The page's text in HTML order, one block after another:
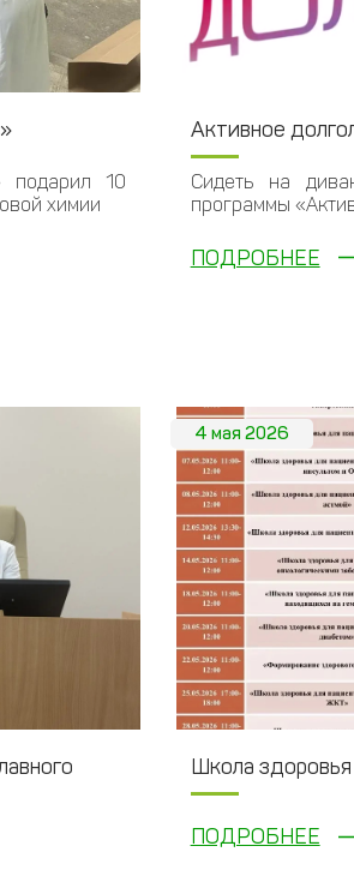
подарил 10
химии
Активное
Сидеть на
программы
ПОДРОБНЕЕ
4 мая 2026
Школа
ПОДРОБНЕЕ